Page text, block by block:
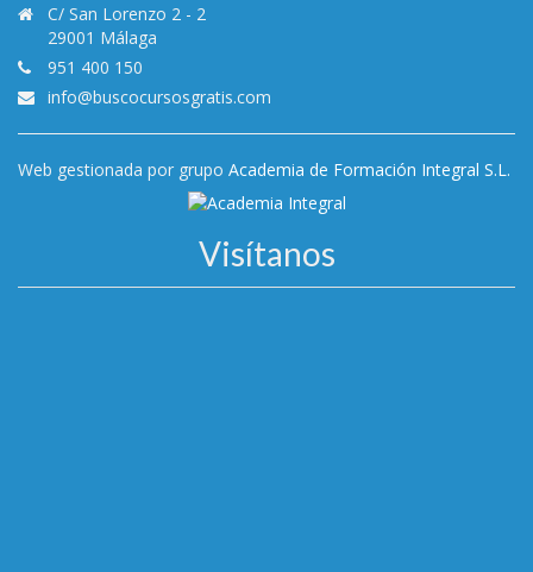
C/ San Lorenzo 2 - 2
29001 Málaga
951 400 150
info@buscocursosgratis.com
Web gestionada por grupo Academia de Formación Integral S.L.
Visítanos